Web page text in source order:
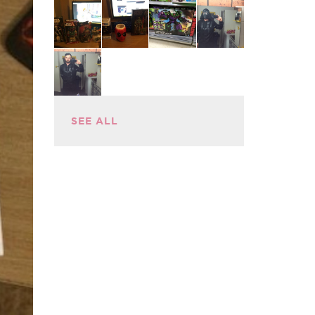
SEE ALL